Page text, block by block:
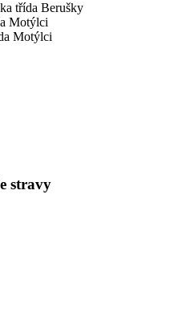
třída Berušky
Motýlci
Motýlci
stravy